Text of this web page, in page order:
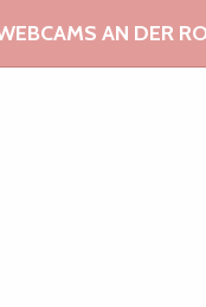
AN DER